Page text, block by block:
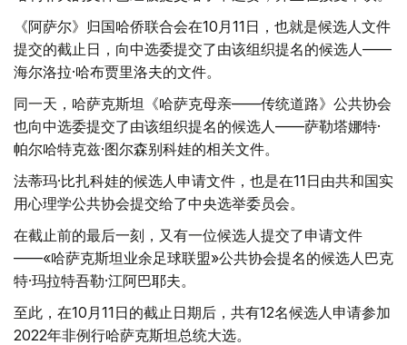
《阿萨尔》归国哈侨联合会在10月11日，也就是候选人文件
提交的截止日，向中选委提交了由该组织提名的候选人——
海尔洛拉·哈布贾里洛夫的文件。
同一天，哈萨克斯坦《哈萨克母亲——传统道路》公共协会
也向中选委提交了由该组织提名的候选人——萨勒塔娜特·
帕尔哈特克兹·图尔森别科娃的相关文件。
法蒂玛·比扎科娃的候选人申请文件，也是在11日由共和国实
用心理学公共协会提交给了中央选举委员会。
在截止前的最后一刻，又有一位候选人提交了申请文件
——«哈萨克斯坦业余足球联盟»公共协会提名的候选人巴克
特·玛拉特吾勒·江阿巴耶夫。
至此，在10月11日的截止日期后，共有12名候选人申请参加
2022年非例行哈萨克斯坦总统大选。